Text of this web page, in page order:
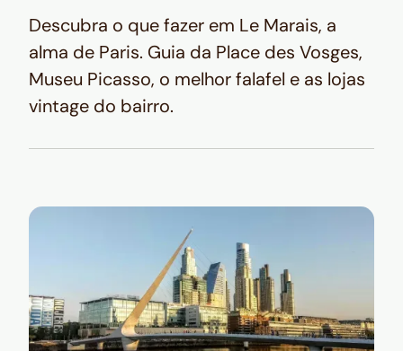
Descubra o que fazer em Le Marais, a
alma de Paris. Guia da Place des Vosges,
Museu Picasso, o melhor falafel e as lojas
vintage do bairro.